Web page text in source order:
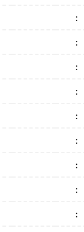
:
:
:
:
:
:
:
:
:
:
:
:
:
:
:
:
:
: